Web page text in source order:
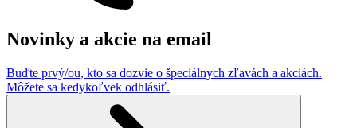
Novinky a akcie na email
Buďte prvý/ou, kto sa dozvie o špeciálnych zľavách a akciách.
Môžete sa kedykoľvek odhlásiť.